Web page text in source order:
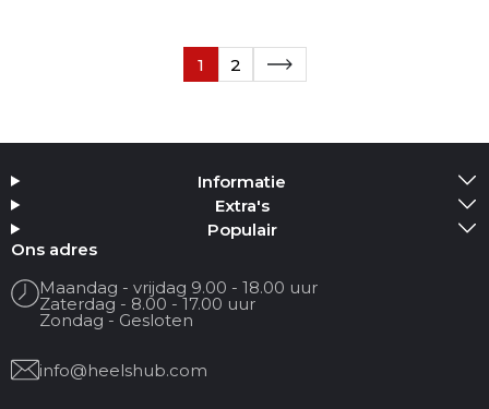
1 2
Informatie
Extra's
Populair
Ons adres
Maandag - vrijdag 9.00 - 18.00 uur
Zaterdag - 8.00 - 17.00 uur
Zondag - Gesloten
info@heelshub.com